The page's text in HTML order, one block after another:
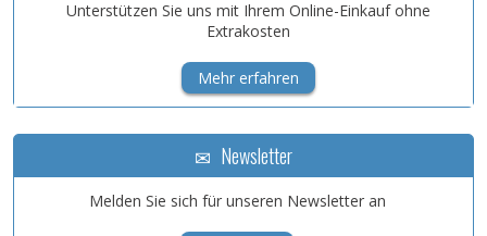
Unterstützen Sie uns mit Ihrem Online-Einkauf ohne
Extrakosten
Mehr erfahren
Newsletter
Melden Sie sich für unseren Newsletter an